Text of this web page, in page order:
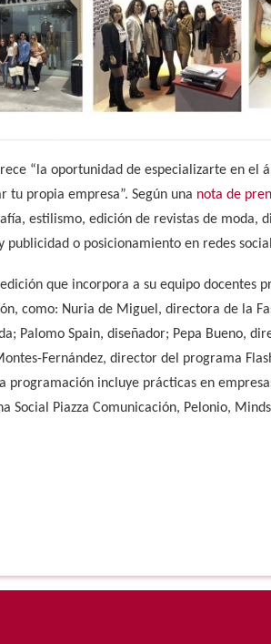
“la oportunidad de especializarte en el
propia empresa”. Según una nota de
estilismo, edición de revistas de moda,
o posicionamiento en redes
que incorpora a su equipo docentes
como: Nuria de Miguel, directora de la
Palomo Spain, diseñador; Pepa Bueno,
Fernández, director del programa
programación incluye prácticas en
Social Piazza Comunicación, Pelonio,